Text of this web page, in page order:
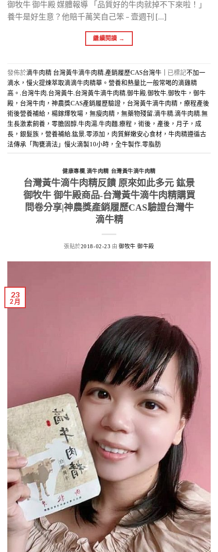
御牧牛 御牛殿 媒體報導 「品質好的牛肉就掉不下來啦！」
養牛是好生意？他賠千萬笑自己笨 – 壹週刊 […]
繼續閱讀 →
發佈於滴牛肉精 台灣黃牛滴牛肉精,產銷履歷CAS台灣牛 | 已標記不加一
滴水，慢火提煉萃取滴滴牛肉精華。營養和熱量比一般常喝的滴雞精
高。 ,台灣牛肉,台灣黃牛,台灣黃牛滴牛肉精,御牛殿,御牧牛,御牧牛，御牛
殿，台灣牛肉，神農獎CAS產銷履歷驗證，台灣黃牛滴牛肉精，療程產後
術後營養補給，楊鎵燡牧場，無瘦肉精，無藥物殘留,滴牛精,滴牛肉精,無
生長激素飼養，零膽固醇,牛肉湯,牛肉麵,療程，術後，產後，月子，成
長，銀髮族，營養補給,鈜景,零添加，肉質鮮嫩安心食材，牛肉精遵循古
法傳承「陶甕滴法」慢火滴製10小時，全牛製作,零脂肪
健康專欄 滴牛肉精 台灣黃牛滴牛肉精
台灣黃牛滴牛肉精反饋 原來如此多元 鈜景
御牧牛 御牛殿商品-台灣黃牛滴牛肉精購買
問卷分享|神農獎產銷履歷CAS驗證台灣牛
滴牛精
張貼於2018-02-23 由御牧牛 御牛殿
23
2 月